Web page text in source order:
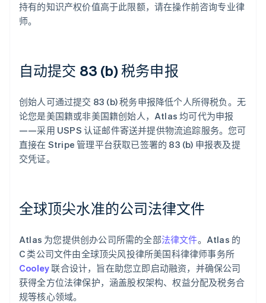
持有的知识产权价值高于此限额，请在操作前咨询专业律
师。
自动提交 83 (b) 税务申报
创始人可通过提交 83 (b) 税务申报降低个人所得税负。无
论您是美国籍或非美国籍创始人，Atlas 均可代为申报
——采用 USPS 认证邮件寄送并提供物流追踪服务。您可
直接在 Stripe 管理平台获取已签署的 83 (b) 申报表及提
交凭证。
全球顶尖水准的公司法律文件
Atlas 为您提供创办公司所需的全部法律文件。Atlas 的
C 类公司文件由全球顶尖风投律所美国科律律师事务所
Cooley联合设计，旨在助您立即启动融资，并确保公司
获得全方位法律保护，涵盖股权架构、权益分配及税务合
规等核心领域。